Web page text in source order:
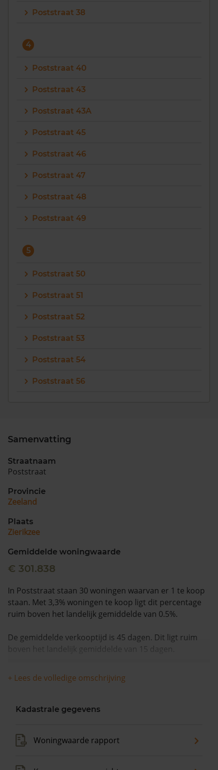
Poststraat 38
4
Poststraat 40
Poststraat 43
Poststraat 43A
Poststraat 45
Poststraat 46
Poststraat 47
Poststraat 48
Poststraat 49
5
Poststraat 50
Poststraat 51
Poststraat 52
Poststraat 53
Poststraat 54
Poststraat 56
Samenvatting
Straatnaam
Poststraat
Provincie
Zeeland
Plaats
Zierikzee
Gemiddelde woningwaarde
€ 301.838
In Poststraat staan 30 woningen waarvan er 1 te koop
staan. Met 3,3% woningen te koop ligt dit percentage
ruim boven het landelijk gemiddelde van 0.5%.
De gemiddelde verkooptijd is 45 dagen. Dit ligt ruim
boven het landelijk gemiddelde van 15 dagen.
De gemiddelde huizenprijs is €329.000. De gemiddelde
vraagprijs is €329.000. In de afgelopen 12 maanden is
+ Lees de volledige omschrijving
Kadastrale gegevens
Woningwaarde rapport